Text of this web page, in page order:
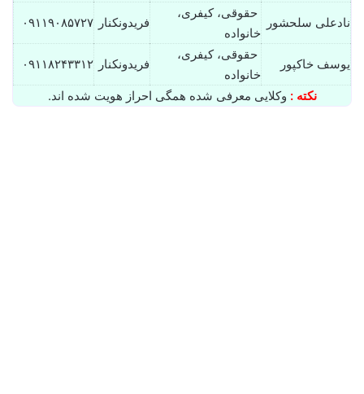
نادعلی سلحشور
حقوقی، کیفری،
خانواده
فریدونکنار ۰۹۱۱۹۰۸۵۷۲۷
یوسف خاکپور
حقوقی، کیفری،
خانواده
فریدونکنار ۰۹۱۱۸۲۴۳۳۱۲
نکته : وکلایی معرفی شده همگی احراز هویت شده اند.